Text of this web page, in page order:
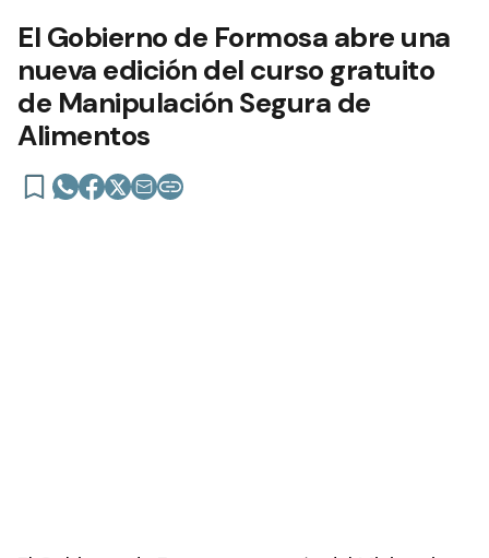
El Gobierno de Formosa abre una
nueva edición del curso gratuito
de Manipulación Segura de
Alimentos